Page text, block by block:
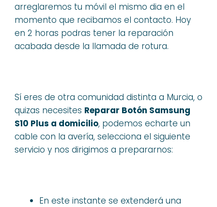
arreglaremos tu móvil el mismo dia en el
momento que recibamos el contacto. Hoy
en 2 horas podras tener la reparación
acabada desde la llamada de rotura.
Sí eres de otra comunidad distinta a Murcia, o
quizas necesites Reparar Botón Samsung
S10 Plus a domicilio, podemos echarte un
cable con la avería, selecciona el siguiente
servicio y nos dirigimos a prepararnos:
En este instante se extenderá una